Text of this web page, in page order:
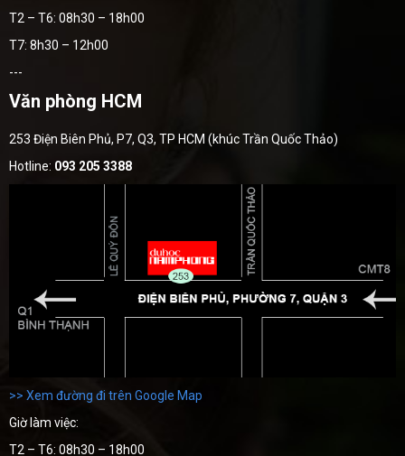
T2 – T6: 08h30 – 18h00
T7: 8h30 – 12h00
---
Văn phòng HCM
253 Điện Biên Phủ, P7, Q3, TP HCM (khúc Trần Quốc Thảo)
Hotline: 093 205 3388
>> Xem đường đi trên Google Map
Giờ làm việc:
T2 – T6: 08h30 – 18h00